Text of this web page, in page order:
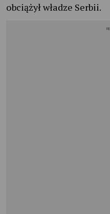
obciążył władze Serbii.